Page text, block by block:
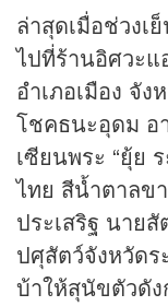
ล่าสุดเมื่อช่วงเ
ไปที่ร้านอิศวะ
อำเภอเมือง จั
โชคธนะอุดม อ
เซียนพระ “ยุ้ย
ไทย สีน้ำตาล
ประเสริฐ นาย
ปศุสัตว์จังหวัด
บ้าให้สุนัขตัวดัง